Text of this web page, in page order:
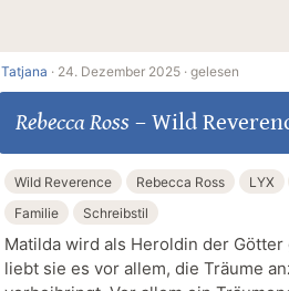
Tatjana · 24. Dezember 2025 · gelesen
Rebecca Ross – Wild
Wild Reverence Rebecca Ross LYX
Familie
Schreibstil
Matilda wird als Heroldin der
liebt sie es vor allem, die Träume